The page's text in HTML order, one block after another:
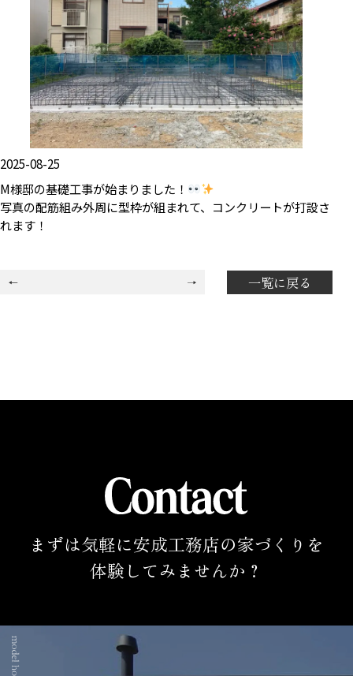
2025-08-25
M様邸の基礎工事が始まりました！
写真の配筋組み外周に型枠が組まれて、コンクリートが打設さ
れます！
一覧に戻る
まずは気軽に安成工務店の家づくりを
体験してみませんか？